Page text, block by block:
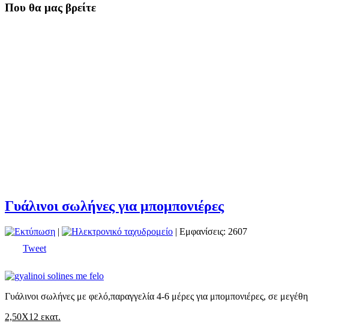
Που θα μας βρείτε
Γυάλινοι σωλήνες για μπομπονιέρες
|
| Εμφανίσεις: 2607
Tweet
Γυάλινοι σωλήνες με φελό,παραγγελία 4-6 μέρες για μπομπονιέρες, σε μεγέθη
2,50Χ12 εκατ.